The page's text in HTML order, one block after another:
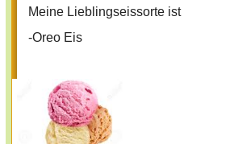
Meine Lieblingseissorte ist
-Oreo Eis